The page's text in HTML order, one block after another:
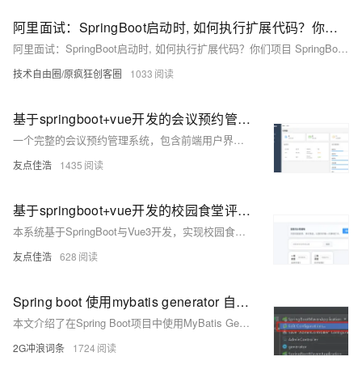
阿里面试：SpringBoot启动时, 如何执行扩展代码？你们项目 SpringBoot 进行过 哪些 扩展？
阿里面试：SpringBoot启动时, 如何执行扩展代码？你们项目 SpringBoot 进行过 哪些 扩展？
技术自由圈/原疯狂创客圈 1033
基于springboot+vue开发的会议预约管理系统
一个完整的会议预约管理系统，包含前端用户界面、管理后台和后端API服务。 ### 后端 - **框架**: Spring Boot 2.7.18 - **数据库**: MySQL 5.6+ - **ORM**: MyBatis Plus 3.5.3.1 - **安全**: Spring Security + JWT - **Java版本**: Java 11 ### 前端 - **框架**: Vue 3.3.4 - **UI组件**: Element Plus 2.3.8 - **构建工具**: Vite 4.4.5 - **状态管理**: Pinia 2.1.6 - **HTTP客户端
友点佳浩 1435
基于springboot+vue开发的校园食堂评价系统【源码+sql+可运行】【50809】
本系统基于SpringBoot与Vue3开发，实现校园食堂评价功能。前台支持用户注册登录、食堂浏览、菜品查看及评价发布；后台提供食堂、菜品与评价管理模块，支持权限控制与数据维护。技术栈涵盖SpringBoot、MyBatisPlus、Vue3、ElementUI等，适配响应式布局，提供完整源码与数据库脚本，可直接运行部署。
友点佳浩 628
Spring boot 使用mybatis generator 自动生成代码插件
本文介绍了在Spring Boot项目中使用MyBatis Generator插件自动生成代码的详细步骤。首先创建一个新的Spring Boot项目，接着引入MyBatis Generator插件并配置`pom.xml`文件。然后删除默认的`application.properties`文件，创建`application.yml`进行相关配置，如设置Mapper路径和实体类包名。重点在于配置`generatorConfig.xml`文件，包括数据库驱动、连接信息、生成模型、映射文件及DAO的包名和位置。最后通过IDE配置运行插件生成代码，并在主类添加`@MapperScan`注解完成整合
2G冲浪词条 1724